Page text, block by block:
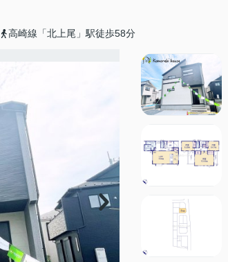
高崎線「北上尾」駅徒歩58分